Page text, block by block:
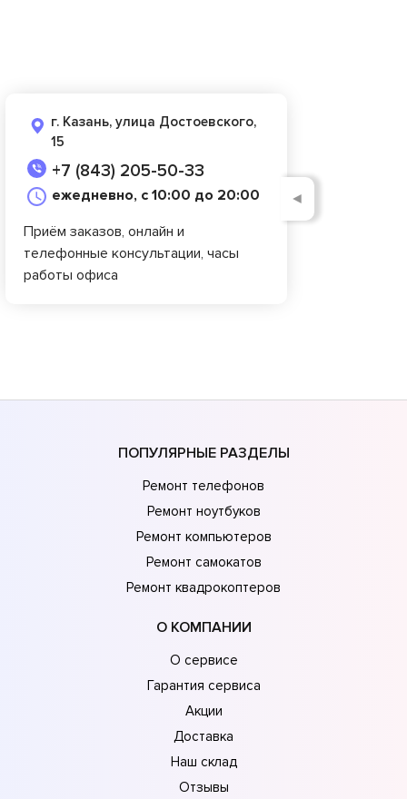
г. Казань, улица Достоевского,
15
+7 (843) 205-50-33
ежедневно, с 10:00 до 20:00
Приём заказов, онлайн и
телефонные консультации, часы
работы офиса
◄
ПОПУЛЯРНЫЕ РАЗДЕЛЫ
Ремонт телефонов
Ремонт ноутбуков
Ремонт компьютеров
Ремонт самокатов
Ремонт квадрокоптеров
О КОМПАНИИ
О сервисе
Гарантия сервиса
Акции
Доставка
Наш склад
Отзывы